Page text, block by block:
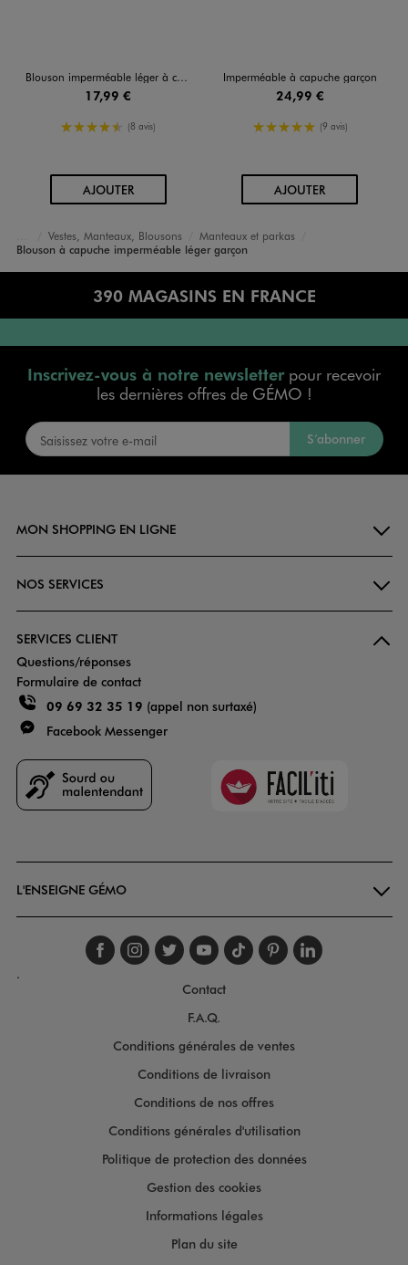
Blouson imperméable léger à capuche garçon
17,99 €
4.5/5 de moyenne
(8 avis)
AJOUTERAU PANIER
Imperméable à capuche garçon
24,99 €
5/5 de moyenne
(9 avis)
AJOUTERAU PANIER
Accueil
Garçon
Vêtements
Vestes, Manteaux, Blousons
Manteaux et parkas
Blouson à capuche imperméable léger garçon
390 MAGASINS EN FRANCE
Inscrivez-vous à notre newsletterpour recevoir
les dernières offres de GÉMO !
S’abonner
MON SHOPPING EN LIGNE
NOS SERVICES
SERVICES CLIENT
Questions/réponses
Formulaire de contact
09 69 32 35 19 (appel non surtaxé)
Facebook Messenger
Faciliti
L'ENSEIGNE GÉMO
Suivez-nous sur
Suivez-nous sur
Suivez-nous sur
Suivez-nous
Suivez-nous
Suivez-
.
Contact
F.A.Q.
Conditions générales de ventes
Conditions de livraison
Conditions de nos offres
Conditions générales d'utilisation
Politique de protection des données
Gestion des cookies
Informations légales
Plan du site